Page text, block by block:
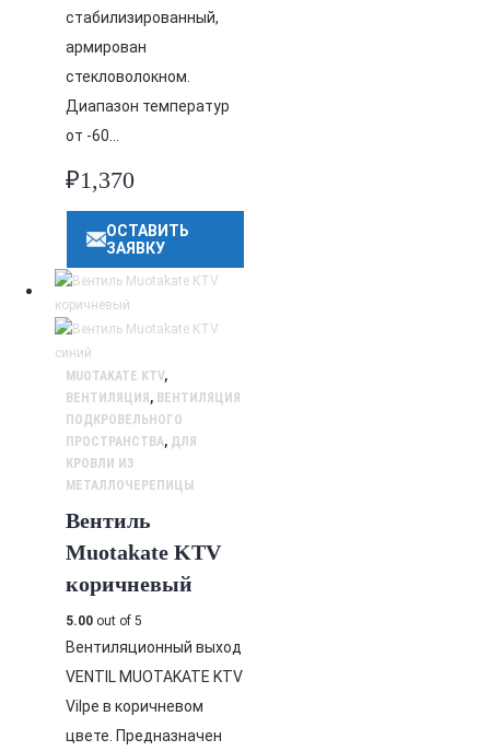
стабилизированный,
армирован
стекловолокном.
Диапазон температур
от -60…
₽1,370
ОСТАВИТЬ
ЗАЯВКУ
MUOTAKATE KTV,
ВЕНТИЛЯЦИЯ , ВЕНТИЛЯЦИЯ
ПОДКРОВЕЛЬНОГО
ПРОСТРАНСТВА, ДЛЯ
КРОВЛИ ИЗ
МЕТАЛЛОЧЕРЕПИЦЫ
Вентиль
Muotakate KTV
коричневый
5.00 out of 5
Вентиляционный выход
VENTIL MUOTAKATE KTV
Vilpe в коричневом
цвете. Предназначен